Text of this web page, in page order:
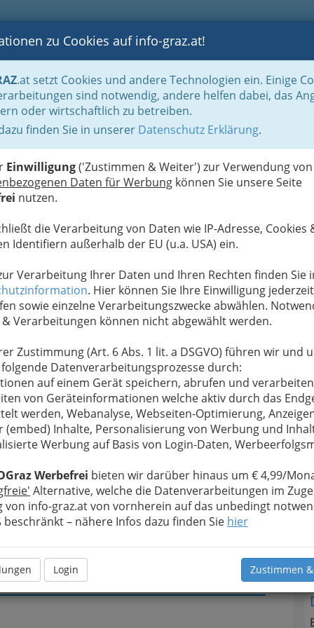
BLOGS FOTOS GASTRONOMIE BRANCHEN
zu Cookies auf info-graz.at!
.at setzt Cookies und andere Technologien ein. Einige
sind notwendig, andere helfen dabei, das
oder wirtschaftlich zu betreiben.
finden Sie in unserer Datenschutz Erklärung.
Einwilligung('Zustimmen & Weiter') zur Verwendung von
Daten für Werbung können Sie unsere Seite
nutzen.
die Verarbeitung von Daten wie IP-Adresse, Cookies
Identifiern außerhalb der EU (u.a. USA) ein.
Verarbeitung Ihrer Daten und Ihren Rechten finden Sie
. Hier können Sie Ihre Einwilligung jederzeit
sowie einzelne Verarbeitungszwecke abwählen.
& Verarbeitungen können nicht abgewählt werden.
Zustimmung (Art. 6 Abs. 1 lit. a DSGVO) führen wir und
Datenverarbeitungsprozesse durch:
auf einem Gerät speichern, abrufen und
von Geräteinformationen welche aktiv durch das
werden, Webanalyse, Webseiten-Optimierung,
(embed) Inhalte, Personalisierung von Werbung und
Werbung auf Basis von Login-Daten,
Werbefrei bieten wir darüber hinaus um € 4,99/
Alternative, welche die Datenverarbeitungen im
von info-graz.at von vornherein auf das unbedingt
beschränkt – nähere Infos dazu finden Sie hier
Login Zustimmen
Freizeit in der Steiermark Übernachten in der Steiermark
bewahren, verwenden wir an dieser Stelle zur
Ihre Nachricht wird nach dem Absenden
weitergeleitet.
Meine Nachricht
Meine Nachricht senden